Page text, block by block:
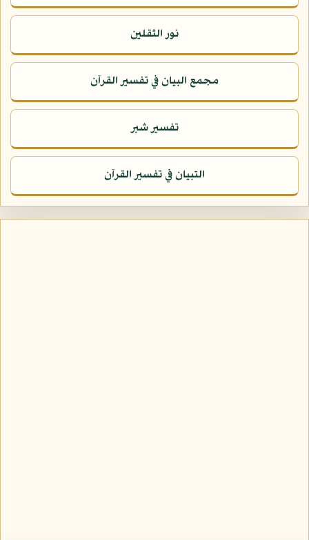
نور الثقلين
مجمع البيان في تفسير القرآن
تفسير شبر
التبيان في تفسير القرآن